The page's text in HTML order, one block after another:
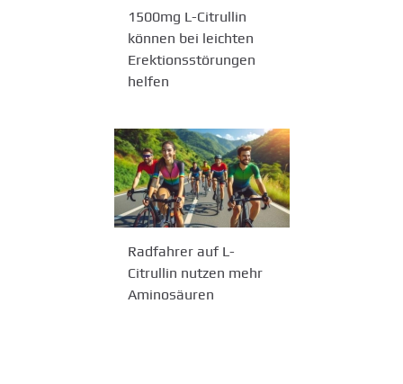
1500mg L-Citrullin
können bei leichten
Erektionsstörungen
helfen
Radfahrer auf L-
Citrullin nutzen mehr
Aminosäuren